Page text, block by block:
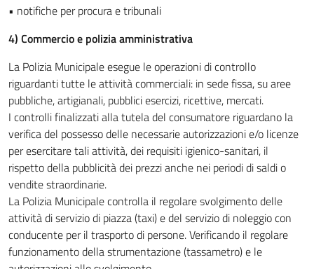
• notifiche per procura e tribunali
4) Commercio e polizia amministrativa
La Polizia Municipale esegue le operazioni di controllo
riguardanti tutte le attività commerciali: in sede fissa, su aree
pubbliche, artigianali, pubblici esercizi, ricettive, mercati.
I controlli finalizzati alla tutela del consumatore riguardano la
verifica del possesso delle necessarie autorizzazioni e/o licenze
per esercitare tali attività, dei requisiti igienico-sanitari, il
rispetto della pubblicità dei prezzi anche nei periodi di saldi o
vendite straordinarie.
La Polizia Municipale controlla il regolare svolgimento delle
attività di servizio di piazza (taxi) e del servizio di noleggio con
conducente per il trasporto di persone. Verificando il regolare
funzionamento della strumentazione (tassametro) e le